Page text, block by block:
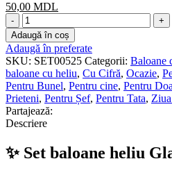
50,00 MDL
Cantitate
Set
baloane
heliu
Glamy
Style
–
Nr.
525
Adaugă în coș
Adaugă în preferate
SKU: SET00525 Categorii: Baloane
baloane cu heliu, Cu Cifră, Ocazie,
Pentru Bunel, Pentru cine, Pentru
Prieteni, Pentru Șef, Pentru Tata,
Partajează:
Descriere
✨ Set baloane heliu